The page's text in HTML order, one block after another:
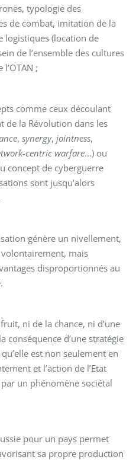
typologie des
de combat, imitation de la
logistiques (location de
de l’ensemble des cultures
;
comme ceux découlant
de la Révolution dans les
, synergy, jointness,
centric warfare...) ou
concept de cyberguerre
sont jusqu’alors
génère un nivellement,
volontairement, mais
disproportionnés au
ni de la chance, ni d’une
conséquence d’une stratégie
est non seulement en
et l’action de l’Etat
un phénomène sociétal
pour un pays permet
sa propre production